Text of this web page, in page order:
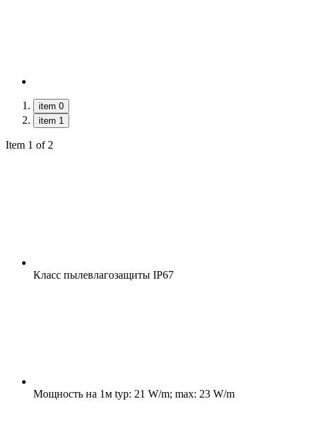
item 0
item 1
Item 1 of 2
Класс пылевлагозащиты IP67
Мощность на 1м typ: 21 W/m; max: 23 W/m